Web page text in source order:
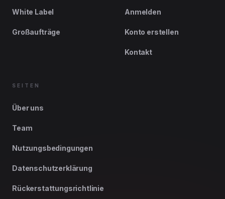
White Label
Großaufträge
Anmelden
Konto erstellen
Kontakt
SEITEN
Über uns
Team
Nutzungsbedingungen
Datenschutzerklärung
Rückerstattungsrichtlinie